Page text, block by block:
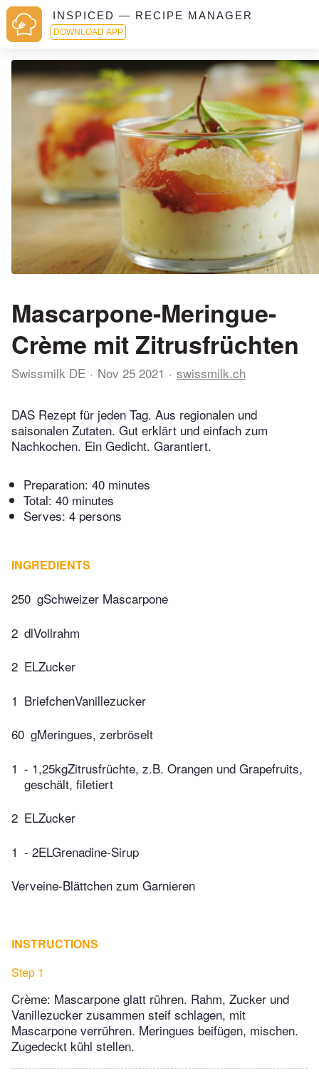
INSPICED — RECIPE MANAGER
DOWNLOAD APP
Mascarpone-Meringue-
Crème mit Zitrusfrüchten
Swissmilk DE Nov 25 2021 swissmilk.ch
DAS Rezept für jeden Tag. Aus regionalen und
saisonalen Zutaten. Gut erklärt und einfach zum
Nachkochen. Ein Gedicht. Garantiert.
Preparation: 40 minutes
Total: 40 minutes
Serves: 4 persons
INGREDIENTS
250 gSchweizer Mascarpone
2 dlVollrahm
2 ELZucker
1 BriefchenVanillezucker
60 gMeringues, zerbröselt
1 - 1,25kgZitrusfrüchte, z.B. Orangen und Grapefruits,
geschält, filetiert
2 ELZucker
1 - 2ELGrenadine-Sirup
Verveine-Blättchen zum Garnieren
INSTRUCTIONS
Step 1
Crème: Mascarpone glatt rühren. Rahm, Zucker und
Vanillezucker zusammen steif schlagen, mit
Mascarpone verrühren. Meringues beifügen, mischen.
Zugedeckt kühl stellen.